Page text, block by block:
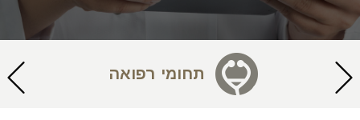
תחומי רפואה